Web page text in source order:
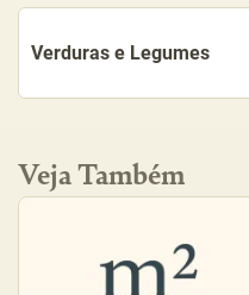
Verduras e Legumes
Veja Também